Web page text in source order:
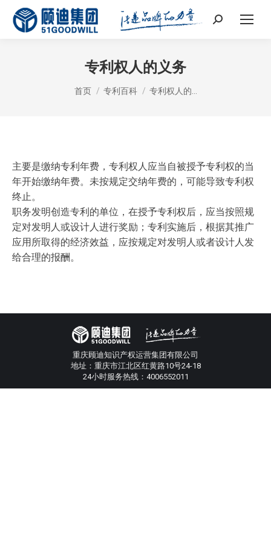
Search:
专利权人的义务
您在这里：
首页 专利百科 专利权人的…
主要是缴纳专利年费，专利权人应当自被授予专利权的当
年开始缴纳年费。未按规定交纳年费的，可能导致专利权
终止。
职务发明创造专利的单位，在授予专利权后，应当按照规
定对发明人或设计人进行奖励；专利实施后，根据其推广
应用所取得的经济效益，应按规定对发明人或者设计人发
给合理的报酬。
重庆顾迪知识产权运营集团有限公司
地址：重庆市江北区红黄路10号24-18
24小时服务热线：4006552011